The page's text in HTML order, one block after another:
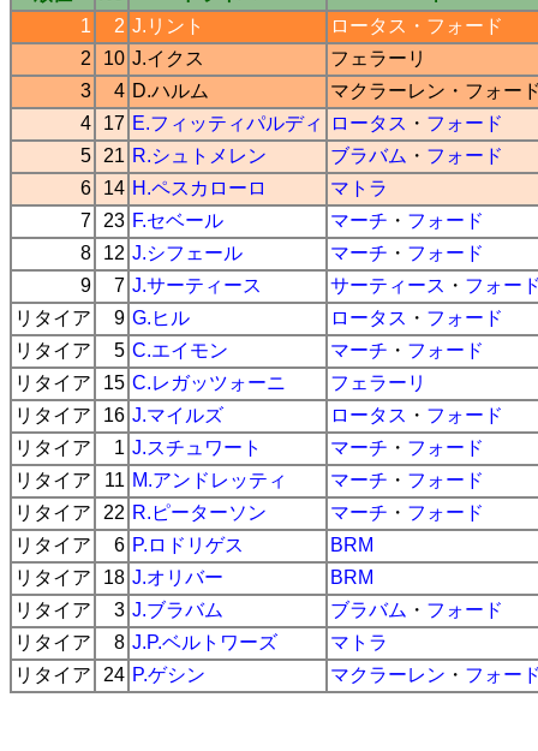
1
2 J.リント ロータス ・ フォード
2
10 J.イクス
フェラーリ
3
4 D.ハルム マクラーレン ・ フォー
4
17 E.フィッティパルディ ロータス ・ フォード
5
21 R.シュトメレン ブラバム ・ フォード
6
14 H.ペスカローロ
マトラ
7
23 F.セベール マーチ ・ フォード
8
12 J.シフェール マーチ ・ フォード
9
7 J.サーティース サーティース ・ フォー
リタイア
9 G.ヒル ロータス ・ フォード
リタイア
5 C.エイモン マーチ ・ フォード
リタイア
15 C.レガッツォーニ
フェラーリ
リタイア
16 J.マイルズ ロータス ・ フォード
リタイア
1 J.スチュワート マーチ ・ フォード
リタイア
11 M.アンドレッティ マーチ ・ フォード
リタイア
22 R.ピーターソン マーチ ・ フォード
リタイア
6 P.ロドリゲス
BRM
リタイア
18 J.オリバー
BRM
リタイア
3 J.ブラバム ブラバム ・ フォード
リタイア
8 J.P.ベルトワーズ
マトラ
リタイア
24 P.ゲシン マクラーレン ・ フォー